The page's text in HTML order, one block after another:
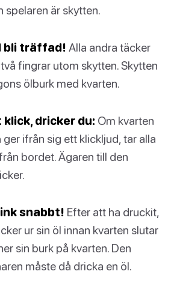
spelaren är skytten.
bli träffad! Alla andra täcker
fingrar utom skytten. Skytten
ölburk med kvarten.
klick, dricker du: Om kvarten
ifrån sig ett klickljud, tar alla
bordet. Ägaren till den
snabbt! Efter att ha druckit,
ur sin öl innan kvarten slutar
sin burk på kvarten. Den
måste då dricka en öl.